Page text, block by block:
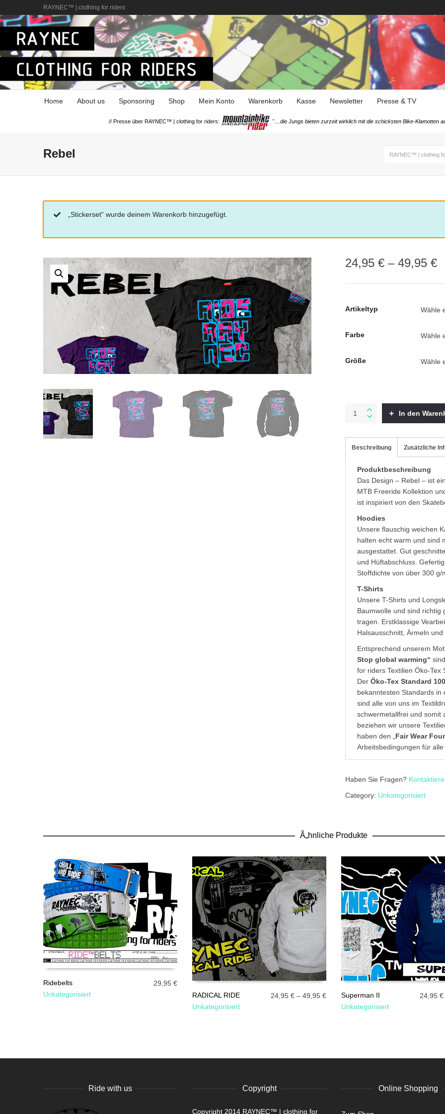
RAYNEC™ | clothing for riders
Home About us Sponsoring Shop Mein Konto Warenkorb Kasse Newsletter Presse & TV
// Presse über RAYNEC™ | clothing for riders: "....die Jungs bieten zurzeit wirklich mit die schicksten Bike-Klamotten
Rebel RAYNEC™ | clothing
„Stickerset“ wurde deinem Warenkorb hinzugefügt.
24,95€ –49,95€
Artikeltyp
Farbe
Größe
quantity
In den
Beschreibung Zusätzliche
Produktbeschreibung
Das Design – Rebel – ist
MTB Freeride Kollektion
ist inspiriert von den
Hoodies
Unsere flauschig weichen
halten echt warm und sind
ausgestattet. Gut
und Hüftabschluss.
Stoffdichte von über 300
T-Shirts
Unsere T-Shirts und
Baumwolle und sind
tragen. Erstklassige
Halsausschnitt, Ärmeln und
Entsprechend unserem
Stop global warming“
for riders Textilien Öko-
DerÖko-Tex Standard
bekanntesten Standards in
sind alle von uns im
schwermetallfrei und somit
beziehen wir unsere
haben den „ Fair Wear
Arbeitsbedingungen für
Haben Sie Fragen?
Category: Unkategorisiert
Ã„hnliche Produkte
AUSFÜHRUNG WÄHLEN
Ridebelts
Unkategorisiert
29,95 €
AUSFÜHRUNG WÄHLEN
RADICAL RIDE
Unkategorisiert
24,95 € – 49,95 €
AUSFÜHRUNG WÄHLEN
Superman II
Unkategorisiert
24,95 €
Ride with us Copyright
Copyright 2014 RAYNEC™ | clothing for
Online Shopping